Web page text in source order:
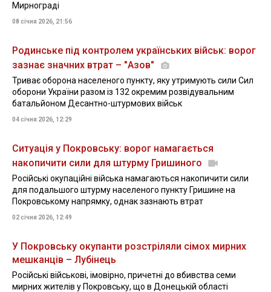
Мирнограді
08 січня 2026, 21:56
Родинське під контролем українських військ: ворог
зазнає значних втрат – "Азов"
Триває оборона населеного пункту, яку утримують сили Сил
оборони України разом із 132 окремим розвідувальним
батальйоном Десантно-штурмових військ
04 січня 2026, 12:29
Ситуація у Покровську: ворог намагається
накопичити сили для штурму Гришиного
Російські окупаційні війська намагаються накопичити сили
для подальшого штурму населеного пункту Гришине на
Покровському напрямку, однак зазнають втрат
02 січня 2026, 12:49
У Покровську окупанти розстріляли сімох мирних
мешканців – Лубінець
Російські військові, імовірно, причетні до вбивства семи
мирних жителів у Покровську, що в Донецькій області